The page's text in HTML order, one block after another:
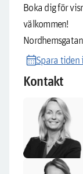
Boka dig för
välkommen!
calendar_monthSpara tiden
Kontakt